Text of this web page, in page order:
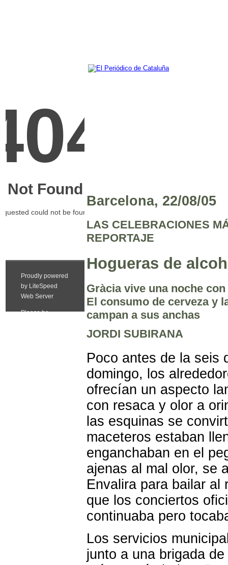
Barcelona, 22/08/05
LAS CELEBRACIONES
REPORTAJE
Hogueras de
Gràcia vive una noche
El consumo de cerveza y
campan a sus anchas
JORDI SUBIRANA
Poco antes de la seis
domingo, los
ofrecían un aspecto
con resaca y olor a
las esquinas se
maceteros estaban
enganchaban en el
ajenas al mal olor, se
Envalira para bailar al
que los conciertos
continuaba pero
Los servicios
junto a una brigada